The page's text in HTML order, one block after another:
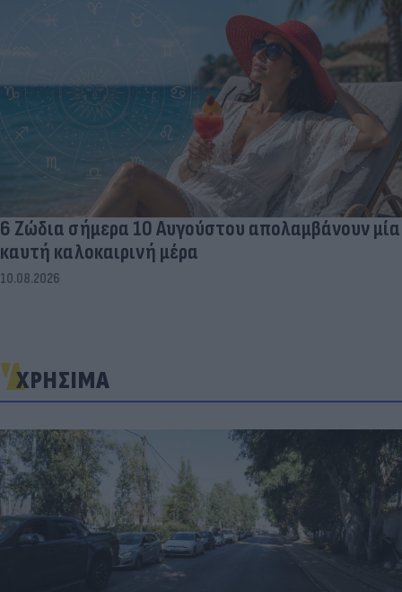
6 Ζώδια σήμερα 10 Αυγούστου απολαμβάνουν μία
καυτή καλοκαιρινή μέρα
10.08.2026
ΧΡΗΣΙΜΑ